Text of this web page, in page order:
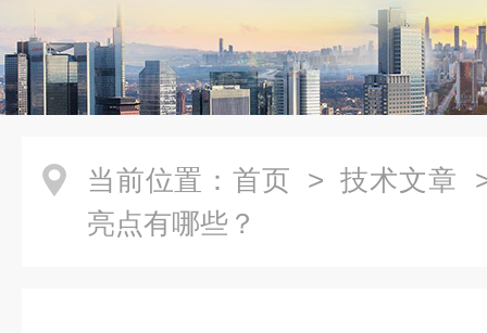
当前位置： 首页 > 技术文章
亮点有哪些？